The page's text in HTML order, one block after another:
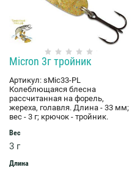
Micron 3г тройник
Артикул: sMic33-PL
Колеблющаяся блесна
рассчитанная на форель,
жереха, голавля. Длина - 33 мм;
вес - 3 г; крючок - тройник.
Вес
3 г
Длина